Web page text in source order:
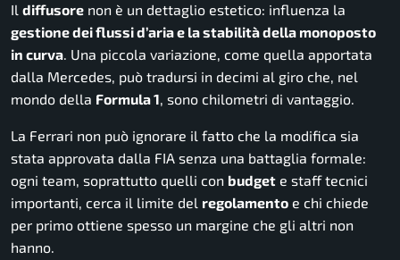
Il diffusore non è un dettaglio estetico: influenza la
gestione dei flussi d’aria e la stabilità della monoposto
in curva. Una piccola variazione, come quella apportata
dalla Mercedes, può tradursi in decimi al giro che, nel
mondo della Formula 1, sono chilometri di vantaggio.
La Ferrari non può ignorare il fatto che la modifica sia
stata approvata dalla FIA senza una battaglia formale:
ogni team, soprattutto quelli con budget e staff tecnici
importanti, cerca il limite del regolamento e chi chiede
per primo ottiene spesso un margine che gli altri non
hanno.